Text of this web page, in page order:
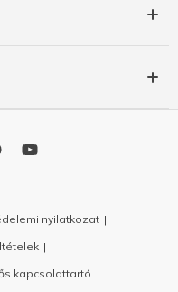
nyilatkozat
kapcsolattartó